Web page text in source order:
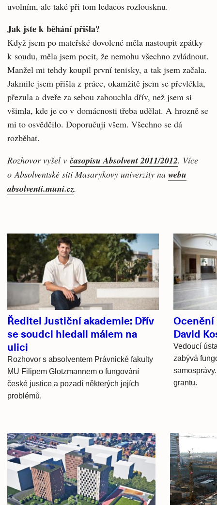
uvolním, ale také při tom ledacos rozlousknu.
Jak jste k běhání přišla?
Když jsem po mateřské dovolené měla nastoupit zpátky
k soudu, měla jsem pocit, že nemohu všechno zvládnout.
Manžel mi tehdy koupil první tenisky, a tak jsem začala.
Jakmile jsem přišla z práce, okamžitě jsem se převlékla,
přezula a dveře za sebou zabouchla dřív, než jsem si
všimla, kde je co v domácnosti třeba udělat. A hrozně se
mi to osvědčilo. Doporučuji všem. Všechno se dá
rozběhat.
Rozhovor vyšel v časopisu Absolvent 2011/2012. Více
o Absolventské síti Masarykovy univerzity na webu
absolventi.muni.cz.
Související
články
Ředitel Justiční akademie: Dřív
se soudci hledali málem na
ulici
Rozhovor s absolventem Právnické fakulty
MU Filipem Glotzmannem o fungování
české justice a pozadí některých jejích
problémů.
Ocenění
David
Vedoucí
zabývá
grantu.
Hlavní
novinky